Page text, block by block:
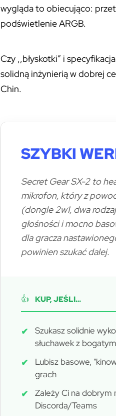
wygląda to obiecująco:
podświetlenie ARGB.
Czy ,,błyskotki” i
solidną inżynierią w dobrej
Chin.
SZYBKI
Secret Gear SX-2 to
mikrofon, który z
(dongle 2w1, dwa
głośności i mocno
dla gracza
powinien szukać dalej.
👍 KUP, JEŚLI…
Szukasz solidnie
słuchawek z
Lubisz basowe,
grach
Zależy Ci na dobrym
Discorda/Teams